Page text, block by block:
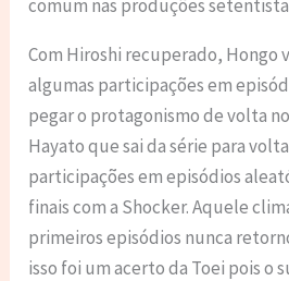
comum nas produções
Com Hiroshi recuperado, Hongo
algumas participações em
pegar o protagonismo de volta
Hayato que sai da série para
participações em episódios
finais com a Shocker. Aquele
primeiros episódios nunca
isso foi um acerto da Toei pois o